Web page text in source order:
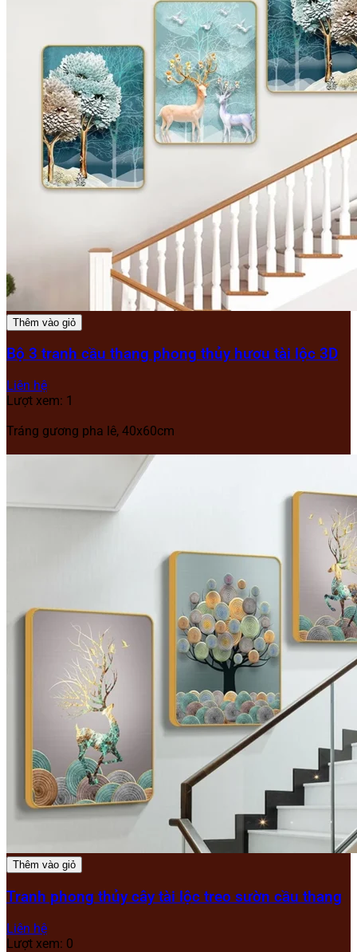
Thêm vào giỏ
Bộ 3 tranh cầu thang phong thủy hươu tài lộc 3D
Liên hệ
Lượt xem: 1
Tráng gương pha lê, 40x60cm
Thêm vào giỏ
Tranh phong thủy cây tài lộc treo sườn cầu thang
Liên hệ
Lượt xem: 0